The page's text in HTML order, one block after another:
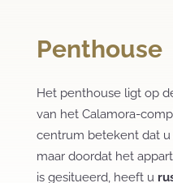
Penthouse
Het penthouse ligt op
van het Calamora-
centrum betekent dat
maar doordat het
is gesitueerd, heeft u